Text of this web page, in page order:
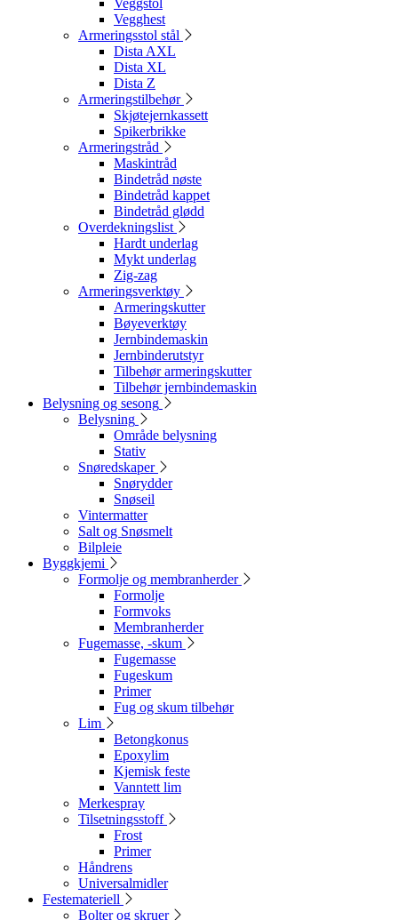
Veggstol
Vegghest
Armeringsstol stål
Dista AXL
Dista XL
Dista Z
Armeringstilbehør
Skjøtejernkassett
Spikerbrikke
Armeringstråd
Maskintråd
Bindetråd nøste
Bindetråd kappet
Bindetråd glødd
Overdekningslist
Hardt underlag
Mykt underlag
Zig-zag
Armeringsverktøy
Armeringskutter
Bøyeverktøy
Jernbindemaskin
Jernbinderutstyr
Tilbehør armeringskutter
Tilbehør jernbindemaskin
Belysning og sesong
Belysning
Område belysning
Stativ
Snøredskaper
Snørydder
Snøseil
Vintermatter
Salt og Snøsmelt
Bilpleie
Byggkjemi
Formolje og membranherder
Formolje
Formvoks
Membranherder
Fugemasse, -skum
Fugemasse
Fugeskum
Primer
Fug og skum tilbehør
Lim
Betongkonus
Epoxylim
Kjemisk feste
Vanntett lim
Merkespray
Tilsetningsstoff
Frost
Primer
Håndrens
Universalmidler
Festemateriell
Bolter og skruer